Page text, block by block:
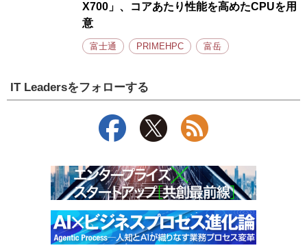
X700」、コアあたり性能を高めたCPUを用
意
富士通 PRIMEHPC 富岳
IT Leadersをフォローする